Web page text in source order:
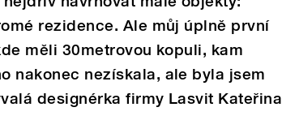
rezidence. Ale můj úplně první
měli 30metrovou kopuli, kam
nakonec nezískala, ale byla jsem
designérka firmy Lasvit Kateřina